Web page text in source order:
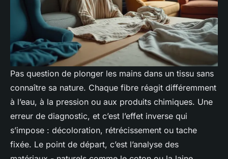
Pas question de plonger les mains dans un tissu sans
connaître sa nature. Chaque fibre réagit différemment
à l’eau, à la pression ou aux produits chimiques. Une
erreur de diagnostic, et c’est l’effet inverse qui
s’impose : décoloration, rétrécissement ou tache
fixée. Le point de départ, c’est l’analyse des